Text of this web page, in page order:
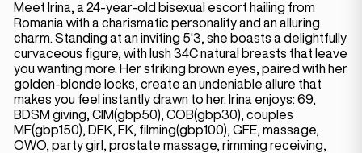
Meet Irina, a 24-year-old bisexual escort hailing from
Romania with a charismatic personality and an alluring
charm. Standing at an inviting 5'3, she boasts a delightfully
curvaceous figure, with lush 34C natural breasts that leave
you wanting more. Her striking brown eyes, paired with her
golden-blonde locks, create an undeniable allure that
makes you feel instantly drawn to her. Irina enjoys: 69,
BDSM giving, CIM(gbp50), COB(gbp30), couples
MF(gbp150), DFK, FK, filming(gbp100), GFE, massage,
OWO, party girl, prostate massage, rimming receiving,